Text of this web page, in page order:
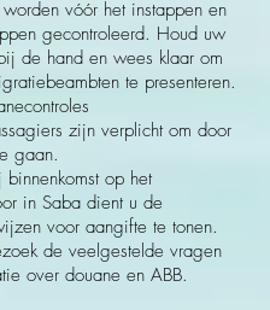
vóór het instappen en
gecontroleerd. Houd uw
de hand en wees klaar om
te presenteren.
zijn verplicht om door
gaan.
op het
in Saba dient u de
voor aangifte te tonen.
de veelgestelde vragen
over douane en ABB.